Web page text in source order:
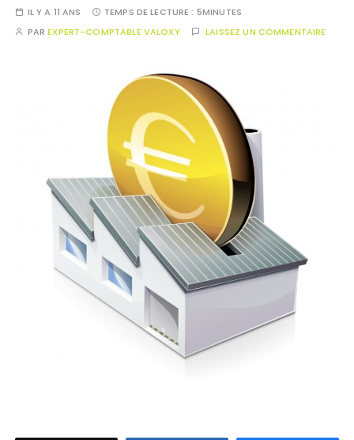
IL Y A 11 ANS TEMPS DE LECTURE : 5MINUTES
PAREXPERT-COMPTABLE VALOXY LAISSEZ UN COMMENTAIRE